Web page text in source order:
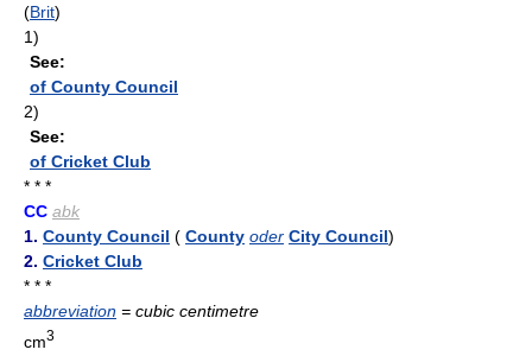
(Brit)
1)
See:
of County Council
2)
See:
of Cricket Club
* * *
CC abk
1. County Council ( County oder City Council)
2. Cricket Club
* * *
abbreviation = cubic centimetre
cm3